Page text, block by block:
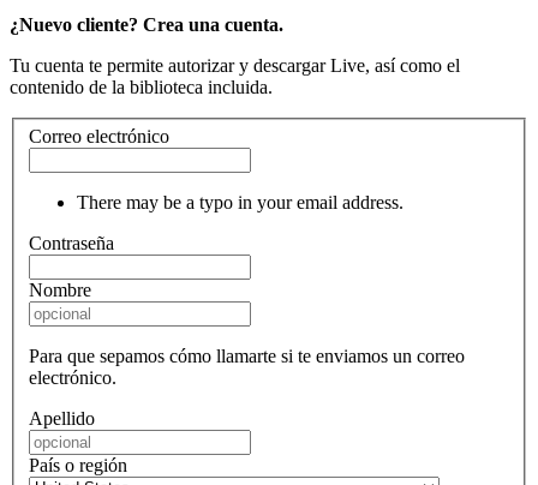
¿Nuevo cliente? Crea una cuenta.
Tu cuenta te permite autorizar y descargar Live, así como el
contenido de la biblioteca incluida.
Correo electrónico
There may be a typo in your email address.
Contraseña
Nombre
Para que sepamos cómo llamarte si te enviamos un correo
electrónico.
Apellido
País o región